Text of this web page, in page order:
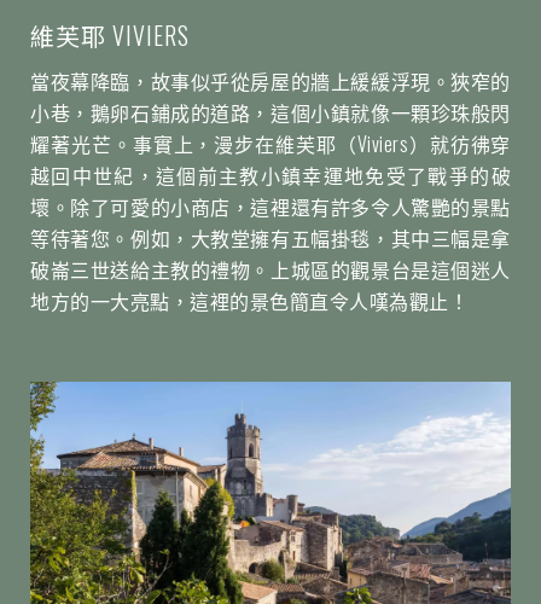
維芙耶 VIVIERS
當夜幕降臨，故事似乎從房屋的牆上緩緩浮現。狹窄的
小巷，鵝卵石鋪成的道路，這個小鎮就像一顆珍珠般閃
耀著光芒。事實上，漫步在維芙耶（Viviers）就彷彿穿
越回中世紀，這個前主教小鎮幸運地免受了戰爭的破
壞。除了可愛的小商店，這裡還有許多令人驚艷的景點
等待著您。例如，大教堂擁有五幅掛毯，其中三幅是拿
破崙三世送給主教的禮物。上城區的觀景台是這個迷人
地方的一大亮點，這裡的景色簡直令人嘆為觀止！